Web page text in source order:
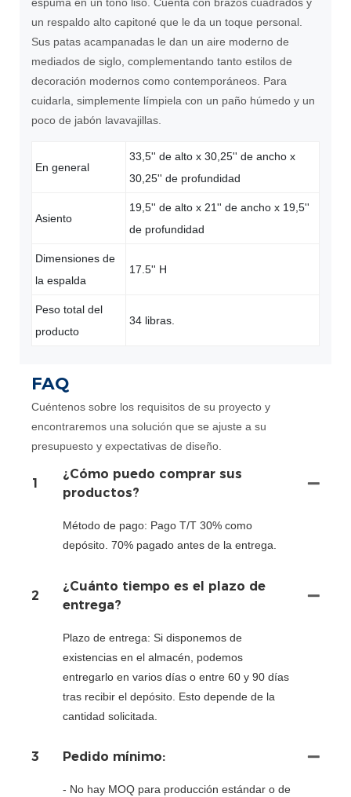
un respaldo alto capitoné que le da un toque personal.
Sus patas acampanadas le dan un aire moderno de
mediados de siglo, complementando tanto estilos de
decoración modernos como contemporáneos. Para
cuidarla, simplemente límpiela con un paño húmedo y un
poco de jabón lavavajillas.
En general
33,5'' de alto x 30,25'' de ancho x
30,25'' de profundidad
Asiento
19,5'' de alto x 21'' de ancho x 19,5''
de profundidad
Dimensiones de
la espalda
17.5'' H
Peso total del
producto
34 libras.
FAQ
Cuéntenos sobre los requisitos de su proyecto y
encontraremos una solución que se ajuste a su
presupuesto y expectativas de diseño.
1
¿Cómo puedo comprar sus
productos?
Método de pago: Pago T/T 30% como
depósito. 70% pagado antes de la entrega.
2
¿Cuánto tiempo es el plazo de
entrega?
Plazo de entrega: Si disponemos de
existencias en el almacén, podemos
entregarlo en varios días o entre 60 y 90 días
tras recibir el depósito. Esto depende de la
cantidad solicitada.
3 Pedido mínimo:
- No hay MOQ para producción estándar o de